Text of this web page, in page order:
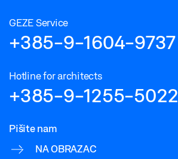
GEZE Service
+385-9-1604-9737
Hotline for architects
+385-9-1255-5022
Pišite nam
NA OBRAZAC